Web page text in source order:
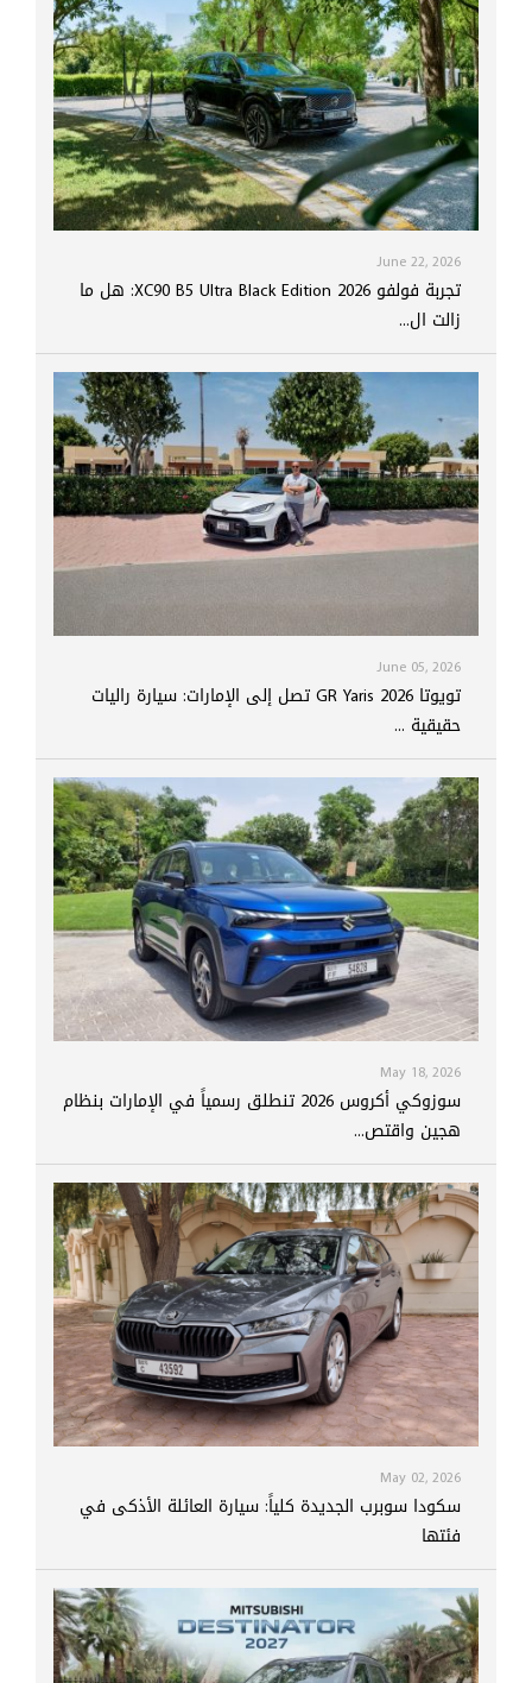
June 22, 2026
تجربة فولفو XC90 B5 Ultra Black Edition 2026: هل ما
زالت ال...
June 05, 2026
تويوتا GR Yaris 2026 تصل إلى الإمارات: سيارة راليات
حقيقية ...
May 18, 2026
سوزوكي أكروس 2026 تنطلق رسمياً في الإمارات بنظام
هجين واقتص...
May 02, 2026
سكودا سوبرب الجديدة كلياً: سيارة العائلة الأذكى في
فئتها